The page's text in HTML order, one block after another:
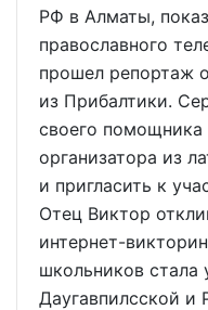
РФ в Алматы,
православного
прошел репортаж
из Прибалтики.
своего помощника
организатора из
и пригласить к
Отец Виктор
интернет-
школьников стала
Даугавпилсской и